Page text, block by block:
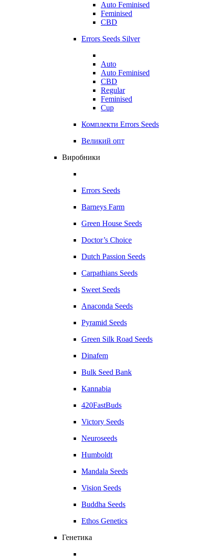
Auto Feminised
Feminised
CBD
Errors Seeds Silver
Auto
Auto Feminised
CBD
Regular
Feminised
Cup
Комплекти Errors Seeds
Великий опт
Виробники
Errors Seeds
Barneys Farm
Green House Seeds
Doctor’s Choice
Dutch Passion Seeds
Carpathians Seeds
Sweet Seeds
Anaconda Seeds
Pyramid Seeds
Green Silk Road Seeds
Dinafem
Bulk Seed Bank
Kannabia
420FastBuds
Victory Seeds
Neuroseeds
Humboldt
Mandala Seeds
Vision Seeds
Buddha Seeds
Ethos Genetics
Генетика